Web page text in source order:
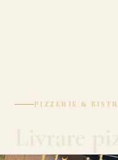
PIZZERIE &
Livrare